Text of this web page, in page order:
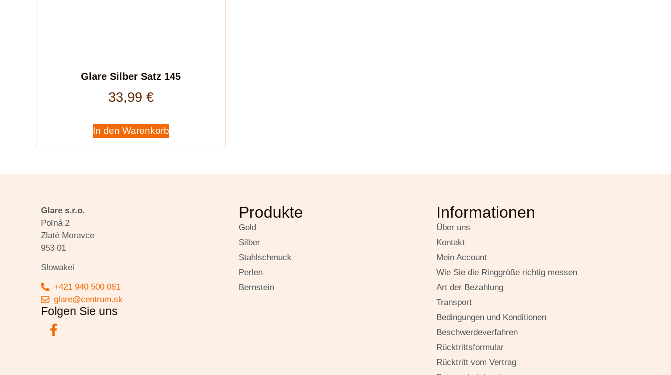
Glare Silber Satz 145
33,99 €
In den Warenkorb
Glare s.r.o.
Poľná 2
Zlaté Moravce
953 01
Slowakei
+421 940 500 081
glare@centrum.sk
Folgen Sie uns
Produkte
Gold
Silber
Stahlschmuck
Perlen
Bernstein
Informationen
Über uns
Kontakt
Mein Account
Wie Sie die Ringgröße richtig messen
Art der Bezahlung
Transport
Bedingungen und Konditionen
Beschwerdeverfahren
Rücktrittsformular
Rücktritt vom Vertrag